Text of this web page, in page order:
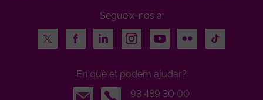
Segueix-nos a:
Twitter
FacebookLinkedInInstagramYoutubeFlickr TikTok
En què et podem ajudar?
Email
93 489 30 00